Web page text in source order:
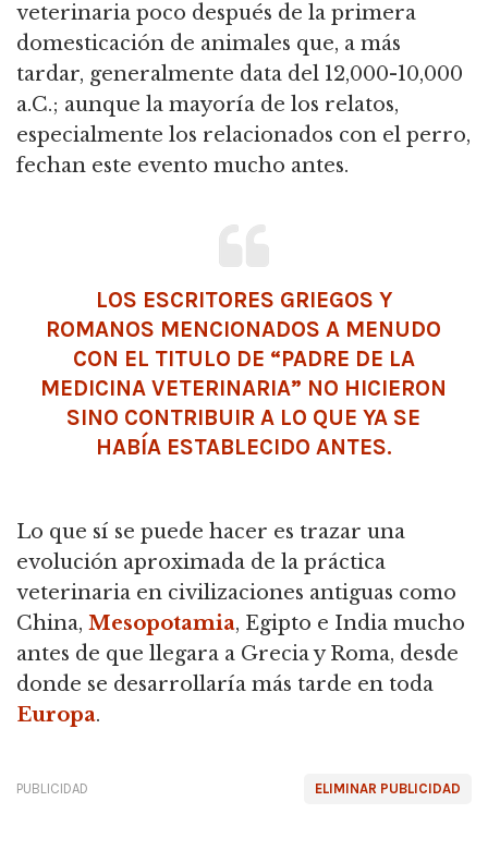
veterinaria poco después de la primera
domesticación de animales que, a más
tardar, generalmente data del 12,000-10,000
a.C.; aunque la mayoría de los relatos,
especialmente los relacionados con el perro,
fechan este evento mucho antes.
LOS ESCRITORES GRIEGOS Y
ROMANOS MENCIONADOS A MENUDO
CON EL TITULO DE “PADRE DE LA
MEDICINA VETERINARIA” NO HICIERON
SINO CONTRIBUIR A LO QUE YA SE
HABÍA ESTABLECIDO ANTES.
Lo que sí se puede hacer es trazar una
evolución aproximada de la práctica
veterinaria en civilizaciones antiguas como
China, Mesopotamia, Egipto e India mucho
antes de que llegara a Grecia y Roma, desde
donde se desarrollaría más tarde en toda
Europa.
ELIMINAR PUBLICIDAD
PUBLICIDAD